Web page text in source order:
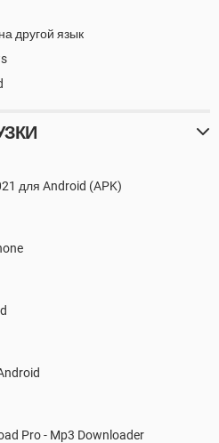
другой язык
для Android (APK)
Pro - Mp3 Downloader